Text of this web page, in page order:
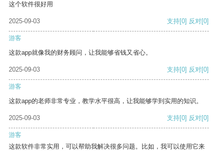
这个软件很好用
2025-09-03 支持[0] 反对[0]
游客
这款app就像我的财务顾问，让我能够省钱又省心。
2025-09-03 支持[0] 反对[0]
游客
这款app的老师非常专业，教学水平很高，让我能够学到实用的知识。
2025-09-03 支持[0] 反对[0]
游客
这款软件非常实用，可以帮助我解决很多问题。比如，我可以使用它来